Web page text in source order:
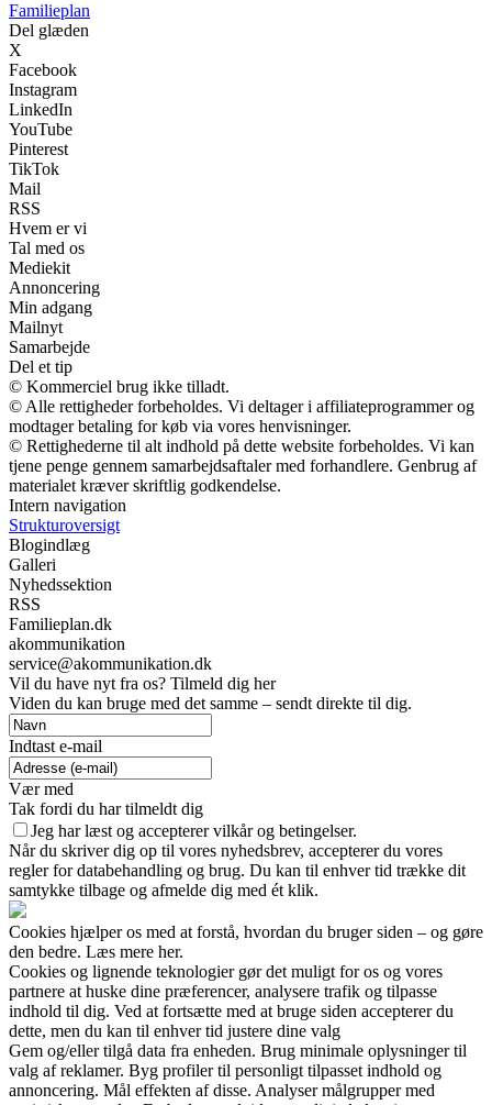
Familieplan
Del glæden
X
Facebook
Instagram
LinkedIn
YouTube
Pinterest
TikTok
Mail
RSS
Hvem er vi
Tal med os
Mediekit
Annoncering
Min adgang
Mailnyt
Samarbejde
Del et tip
© Kommerciel brug ikke tilladt.
© Alle rettigheder forbeholdes. Vi deltager i affiliateprogrammer og
modtager betaling for køb via vores henvisninger.
© Rettighederne til alt indhold på dette website forbeholdes. Vi kan
tjene penge gennem samarbejdsaftaler med forhandlere. Genbrug af
materialet kræver skriftlig godkendelse.
Intern navigation
Strukturoversigt
Blogindlæg
Galleri
Nyhedssektion
RSS
Familieplan.dk
akommunikation
service@akommunikation.dk
Vil du have nyt fra os? Tilmeld dig her
Viden du kan bruge med det samme – sendt direkte til dig.
Indtast e-mail
Vær med
Tak fordi du har tilmeldt dig
Jeg har læst og accepterer vilkår og betingelser.
Når du skriver dig op til vores nyhedsbrev, accepterer du vores
regler for databehandling og brug. Du kan til enhver tid trække dit
samtykke tilbage og afmelde dig med ét klik.
Cookies hjælper os med at forstå, hvordan du bruger siden – og gøre
den bedre. Læs mere her.
Cookies og lignende teknologier gør det muligt for os og vores
partnere at huske dine præferencer, analysere trafik og tilpasse
indhold til dig. Ved at fortsætte med at bruge siden accepterer du
dette, men du kan til enhver tid justere dine valg
Gem og/eller tilgå data fra enheden. Brug minimale oplysninger til
valg af reklamer. Byg profiler til personligt tilpasset indhold og
annoncering. Mål effekten af disse. Analyser målgrupper med